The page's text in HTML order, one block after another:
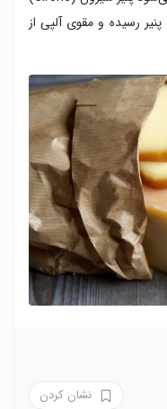
رسیده و مقوی آلپی از
نشان کردن